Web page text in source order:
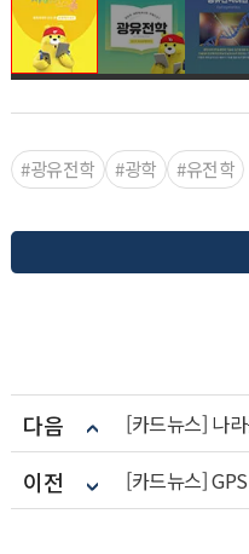
#광유전학 #광학 #유전학
다음
이전 [카드뉴스] GPS